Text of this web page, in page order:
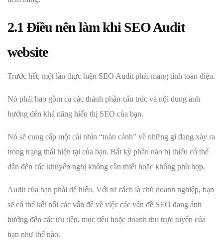
2.1 Điều nên làm khi SEO Audit
website
Trước hết, một lần thực hiện SEO Audit phải mang tính toàn diện.
Nó phải bao gồm cả các thành phần cấu trúc và nội dung ảnh
hưởng đến khả năng hiển thị SEO của bạn.
Nó sẽ cung cấp một cái nhìn “toàn cảnh” về những gì đang xảy ra
trong trạng thái hiện tại của bạn. Bất kỳ phần nào bị thiếu có thể
dẫn đến các khuyến nghị không cần thiết hoặc không phù hợp.
Audit của bạn phải dễ hiểu. Với tư cách là chủ doanh nghiệp, bạn
sẽ có thể kết nối các vấn đề về việc các vấn đề SEO đang ảnh
hưởng đến các ưu tiên, mục tiêu hoặc doanh thu trực tuyến của
bạn như thế nào.